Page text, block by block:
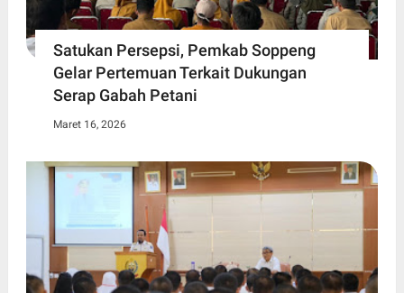
Satukan Persepsi, Pemkab Soppeng
Gelar Pertemuan Terkait Dukungan
Serap Gabah Petani
Maret 16, 2026